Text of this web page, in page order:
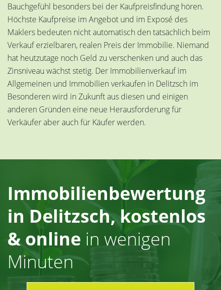
Bauchgefühl besonders bei der Kaufpreisfindung hören.
Höchste Kaufpreise im Angebot und im Exposé des
Maklers bedeuten nicht automatisch den tatsächlich beim
Verkauf erzielbaren, realen Preis der Immobilie. Niemand
hat heutzutage noch Geld zu verschenken und auch das
Zinsniveau wächst stetig. Der Immobilienverkauf im
Allgemeinen und Immobilien verkaufen in Delitzsch im
Besonderen wird in Zukunft aus diesen und einigen
anderen Gründen eine neue Herausforderung für
Verkäufer aber auch für Käufer werden.
Immobilienbewertung
in Delitzsch,kostenlos
& online in wenigen
Minuten